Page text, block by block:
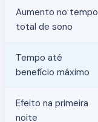
Aumento no tempo
total de sono
Tempo até
benefício máximo
Efeito na primeira
noite